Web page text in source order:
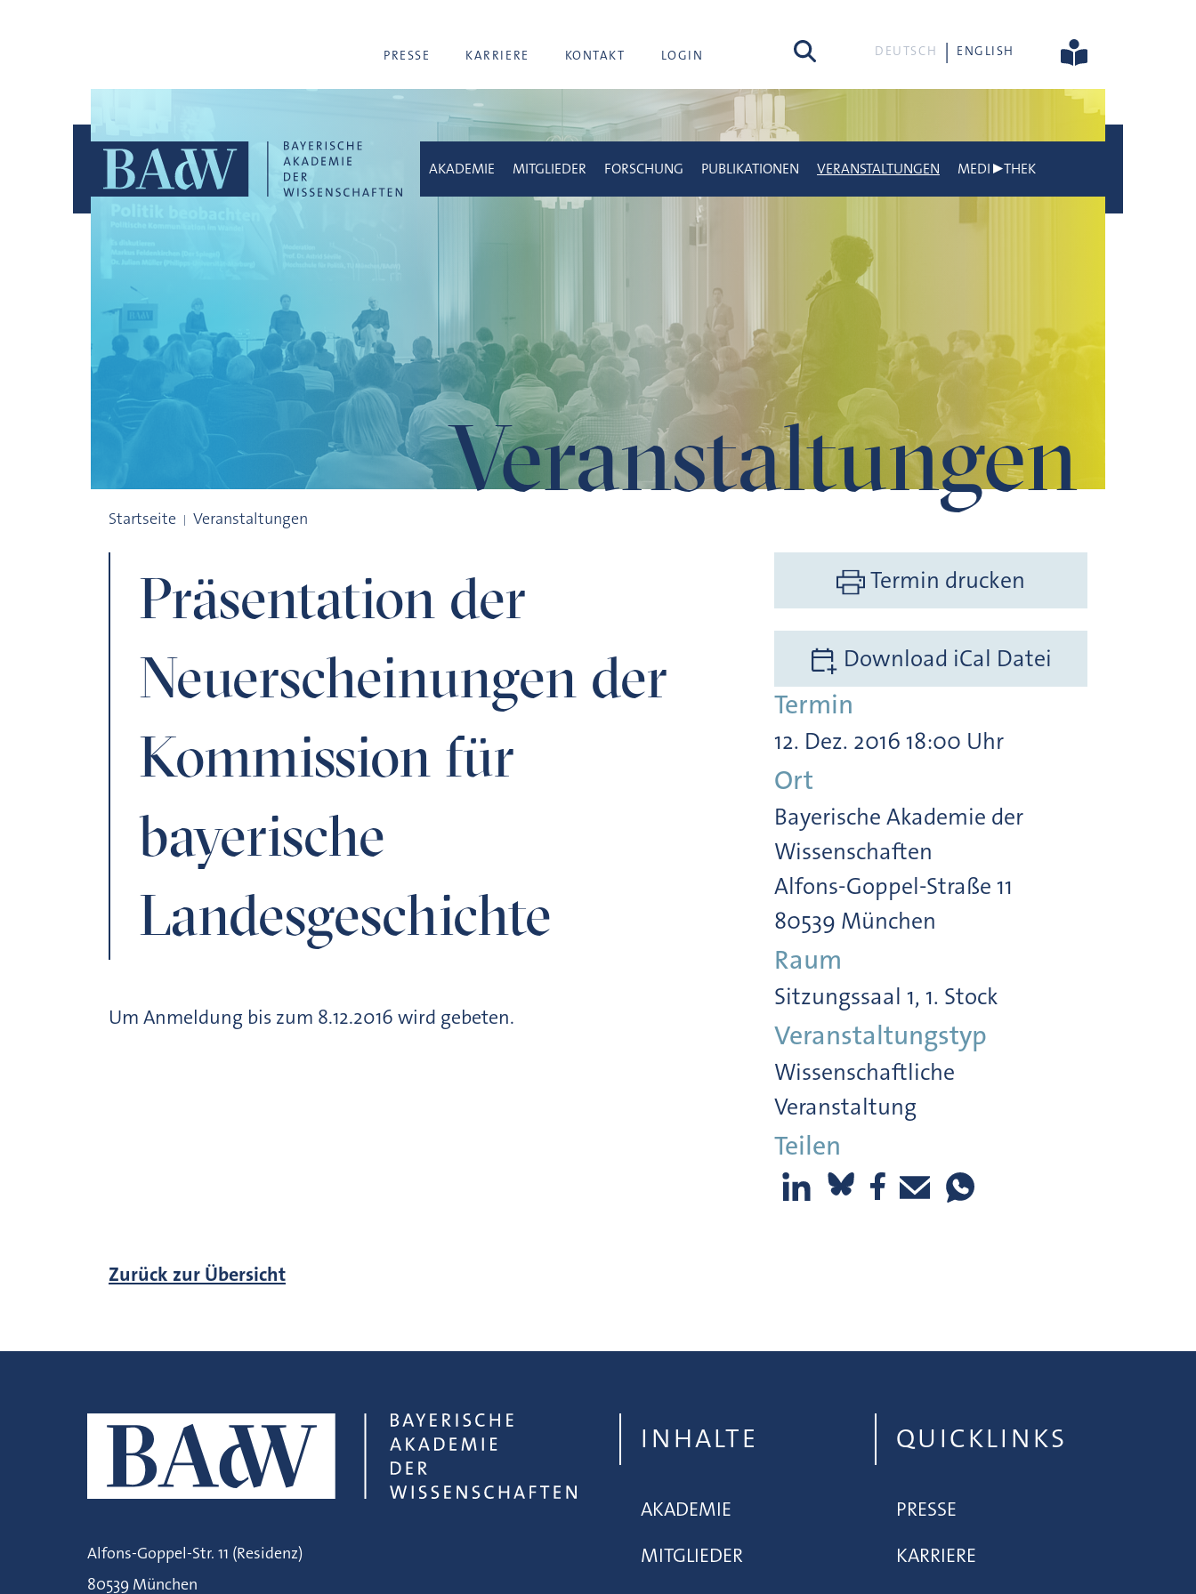
PRESSE KARRIERE KONTAKT LOGIN Suche DEUTSCH ENGLISH
Veranstaltungen
AKADEMIE MITGLIEDER FORSCHUNG PUBLIKATIONEN VERANSTALTUNGEN MEDI▶THEK
Startseite Veranstaltungen
Präsentation der
Neuerscheinungen der
Kommission für
bayerische
Landesgeschichte
Um Anmeldung bis zum 8.12.2016 wird gebeten.
Termin drucken
Download iCal Datei
Termin
12. Dez. 2016 18:00 Uhr
Ort
Bayerische Akademie der
Wissenschaften
Alfons-Goppel-Straße 11
80539 München
Raum
Sitzungssaal 1, 1. Stock
Veranstaltungstyp
Wissenschaftliche
Veranstaltung
Teilen
Zurück zur Übersicht
Alfons-Goppel-Str. 11 (Residenz)
80539 München
INHALTE
AKADEMIE
MITGLIEDER
QUICKLINKS
PRESSE
KARRIERE